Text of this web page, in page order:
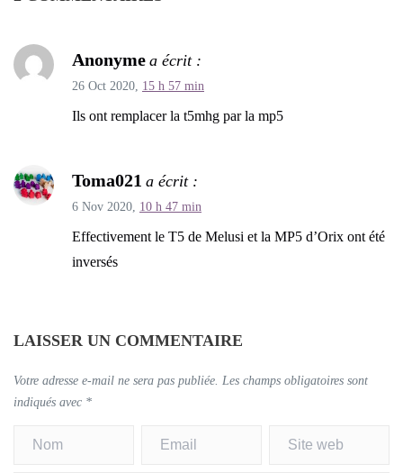
Anonyme a écrit :
26 Oct 2020, 15 h 57 min
Ils ont remplacer la t5mhg par la mp5
Toma021 a écrit :
6 Nov 2020, 10 h 47 min
Effectivement le T5 de Melusi et la MP5 d’Orix ont été
inversés
LAISSER UN COMMENTAIRE
Votre adresse e-mail ne sera pas publiée. Les champs obligatoires sont
indiqués avec *